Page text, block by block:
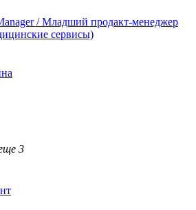
/ Младший продакт-менеджер
сервисы)
3